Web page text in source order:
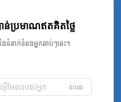
ន់ប្រមាណឥតគិតថ្លៃ
នាក់ទំនងអ្នកឆាប់ៗនេះ។
0/100